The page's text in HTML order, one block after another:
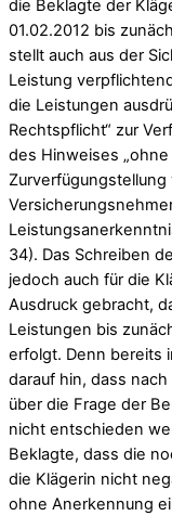
die Beklagte der
01.02.2012 bis
stellt auch aus der
Leistung
die Leistungen
Rechtspflicht“ zur
des Hinweises
34). Das Schreiben
jedoch auch für die
Ausdruck gebracht,
Leistungen bis
erfolgt. Denn bereits
darauf hin, dass
über die Frage der
nicht entschieden
Beklagte, dass die
die Klägerin nicht
ohne Anerkennung